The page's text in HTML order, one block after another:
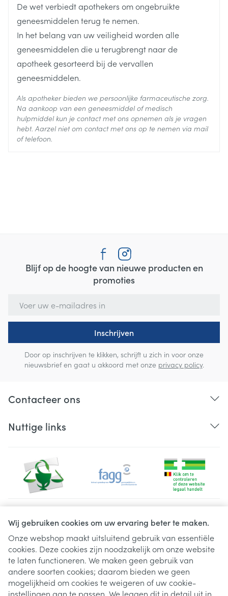
Wij gebruiken cookies om uw ervaring beter te maken.
Onze webshop maakt uitsluitend gebruik van essentiële
cookies. Deze cookies zijn noodzakelijk om onze website
te laten functioneren. We maken geen gebruik van
andere soorten cookies; daarom bieden we geen
mogelijkheid om cookies te weigeren of uw cookie-
instellingen aan te passen. We leggen dit in detail uit in
Ingrediënten
kalium chloride, macrogol 3.350,
natrium chloride, natrium
waterstofcarbonaat
Behoud Kamertemperatuur (15°C - 25°C)
De wet verbiedt apothekers om ongebruikte
geneesmiddelen terug te nemen.
In het belang van uw veiligheid worden alle
geneesmiddelen die u terugbrengt naar de
apotheek gesorteerd bij de vervallen
geneesmiddelen.
Als apotheker bieden we persoonlijke farmaceutische zorg.
Na aankoop van een geneesmiddel of medisch
hulpmiddel kun je contact met ons opnemen als je vragen
hebt. Aarzel niet om contact met ons op te nemen via mail
of telefoon.
Blijf op de hoogte van nieuwe producten en
promoties
Inschrijven
Door op inschrijven te klikken, schrijft u zich in voor onze
nieuwsbrief en gaat u akkoord met onze privacy policy.
Contacteer ons
Nuttige links
Juridische links